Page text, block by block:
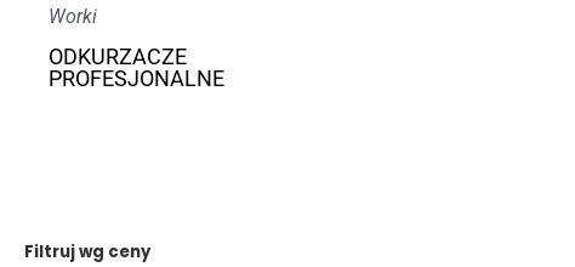
Worki
ODKURZACZE
PROFESJONALNE
Filtruj wg ceny